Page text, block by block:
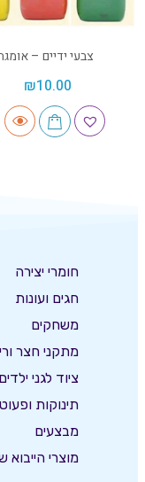
צבעי ידיים –
₪10.00
חומרי יצירה
חגים ועונות
משחקים
מתקני חצר
ציוד לגני ילדים
תינוקות
מבצעים
מוצרי הייבוא